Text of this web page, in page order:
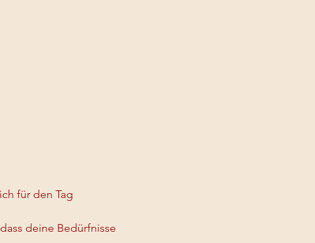
für den Tag
deine Bedürfnisse